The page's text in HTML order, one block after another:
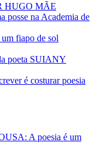
HUGO MÃE
na Academia de
fiapo de sol
poeta SUIANY
é costurar poesia
A poesia é um